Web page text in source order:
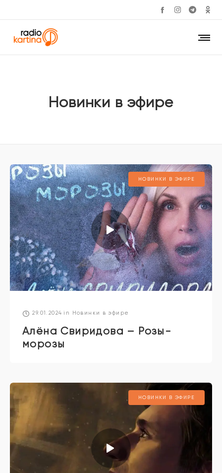
Новинки в эфире
НОВИНКИ В ЭФИРЕ
29.01.2024 in Новинки в эфире
Алёна Свиридова – Розы-
морозы
НОВИНКИ В ЭФИРЕ